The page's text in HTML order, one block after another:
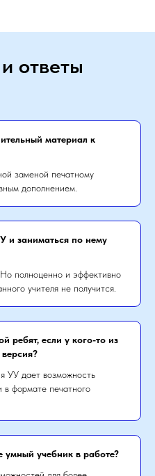
ответы
материал к
заменой печатному
дополнением.
и заниматься по нему
полноценно и эффективно
учителя не получится.
ребят, если у кого-то из
УУ дает возможность
в формате печатного
умный учебник в работе?